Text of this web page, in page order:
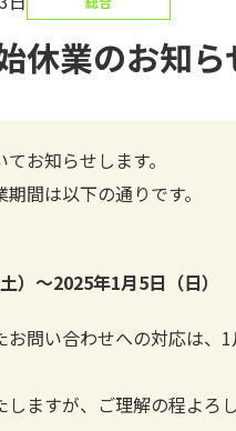
休業のお知ら
お知らせします。
間は以下の通りです。
）～2025年1月5日（日）
問い合わせへの対応は、1
ますが、ご理解の程よろ